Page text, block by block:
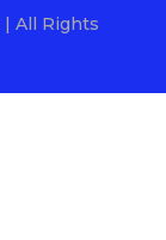
| All Rights